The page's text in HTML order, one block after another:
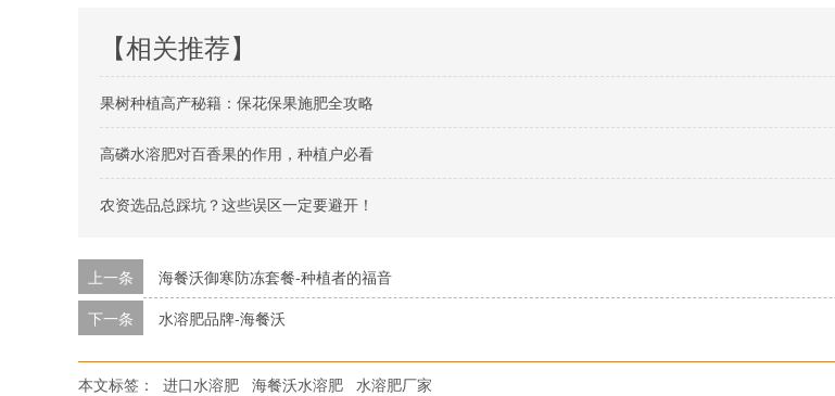
【相关推荐】
果树种植高产秘籍：保花保果施肥全攻略
高磷水溶肥对百香果的作用，种植户必看
农资选品总踩坑？这些误区一定要避开！
上一条
海餐沃御寒防冻套餐-种植者的福音
下一条 水溶肥品牌-海餐沃
本文标签： 进口水溶肥 海餐沃水溶肥 水溶肥厂家